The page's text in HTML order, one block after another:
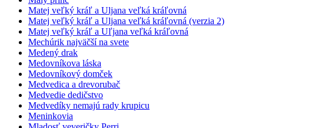
Matej veľký kráľ a Uljana veľká kráľovná
Matej veľký kráľ a Uljana veľká kráľovná (verzia 2)
Matej veľký kráľ a Uľjana veľká kráľovná
Mechúrik najväčší na svete
Medený drak
Medovníkova láska
Medovníkový domček
Medvedica a drevorubač
Medvedie dedičstvo
Medvedíky nemajú rady krupicu
Meninkovia